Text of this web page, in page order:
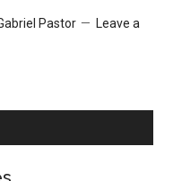
Pastor
Leave a